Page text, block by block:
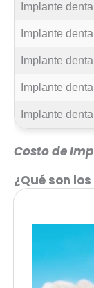
Implante
Implante
Implante
Implante
Implante
Costo de
¿Qué son